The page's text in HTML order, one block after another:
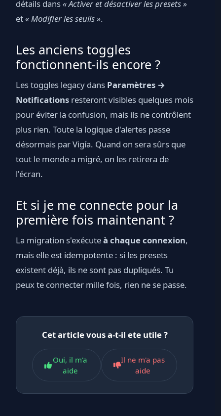
détails dans« Activer et désactiver les presets »
et« Modifier les seuils ».
Les anciens toggles
fonctionnent-ils encore ?
Les toggles legacy dans Paramètres →
Notifications resteront visibles quelques mois
pour éviter la confusion, mais ils ne contrôlent
plus rien. Toute la logique d'alertes passe
désormais par Vigía. Quand on sera sûrs que
tout le monde a migré, on les retirera de
l'écran.
Et si je me connecte pour la
première fois maintenant ?
La migration s'exécuteà chaque connexion,
mais elle est idempotente : si les presets
existent déjà, ils ne sont pas dupliqués. Tu
peux te connecter mille fois, rien ne se passe.
Cet article vous a-t-il ete utile ?
Oui, il m'a
aide
Il ne m'a pas
aide